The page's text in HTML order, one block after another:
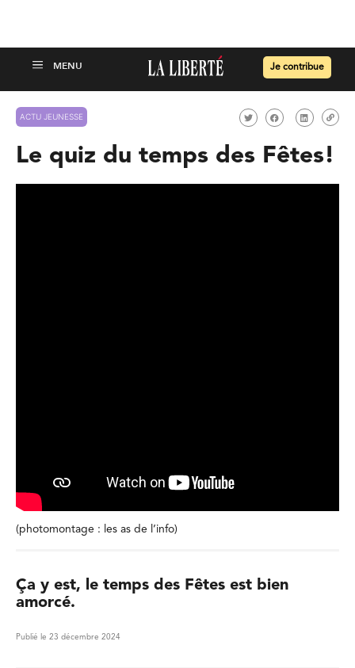
Je contribue
ACTU JEUNESSE
Le quiz du temps des Fêtes!
(photomontage : les as de l’info)
Ça y est, le temps des Fêtes est bien
amorcé.
Publié le 23 décembre 2024